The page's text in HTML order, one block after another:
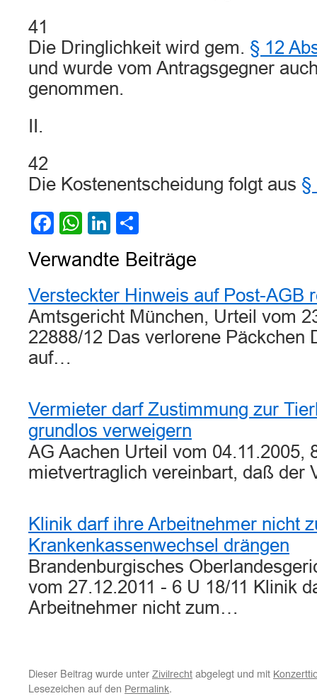
41
Die Dringlichkeit wird gem. § 12
und wurde vom Antragsgegner
genommen.
II.
42
Die Kostenentscheidung folgt aus §
Facebook
WhatsApp
LinkedIn
Verwandte Beiträge
Versteckter Hinweis auf Post-AGB
Amtsgericht München, Urteil vom
22888/12 Das verlorene Päckchen
auf…
Vermieter darf Zustimmung zur
grundlos verweigern
AG Aachen Urteil vom 04.11.2005,
mietvertraglich vereinbart, daß der
Klinik darf ihre Arbeitnehmer nicht
Krankenkassenwechsel drängen
Brandenburgisches
vom 27.12.2011 - 6 U 18/11 Klinik
Arbeitnehmer nicht zum…
Dieser Beitrag wurde unter Zivilrecht abgelegt und mit
Lesezeichen auf den Permalink.